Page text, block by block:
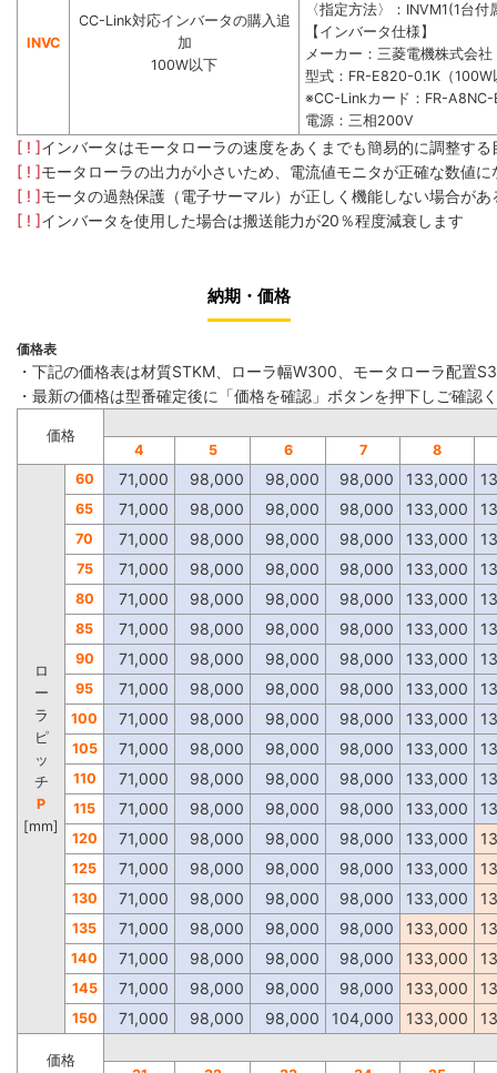
INVC
CC-Link対応インバータの購入追
加
100W以下
〈指定方法〉：INVM1(1台
【インバータ仕様】
メーカー：三菱電機株式会社
型式：FR-E820-0.1K（100W
※CC-Linkカード：FR-A8NC-
電源：三相200V
[ ! ]インバータはモータローラの速度をあくまでも簡易的に調整す
[ ! ]モータローラの出力が小さいため、電流値モニタが正確な数値
[ ! ]モータの過熱保護（電子サーマル）が正しく機能しない場合が
[ ! ]インバータを使用した場合は搬送能力が20％程度減衰します
納期・価格
価格表
・下記の価格表は材質STKM、ローラ幅W300、モータローラ配置
・最新の価格は型番確定後に「価格を確認」ボタンを押下しご確認
価格
4
5 6 7 8
ロ
ー
ラ
ピ
ッ
チ
P
[mm]
60 71,000 98,000 98,000 98,000 133,000
65 71,000 98,000 98,000 98,000 133,000
70 71,000 98,000 98,000 98,000 133,000
75 71,000 98,000 98,000 98,000 133,000
80 71,000 98,000 98,000 98,000 133,000
85 71,000 98,000 98,000 98,000 133,000
90 71,000 98,000 98,000 98,000 133,000
95 71,000 98,000 98,000 98,000 133,000
100 71,000 98,000 98,000 98,000 133,000
105 71,000 98,000 98,000 98,000 133,000
110 71,000 98,000 98,000 98,000 133,000
115 71,000 98,000 98,000 98,000 133,000
120 71,000 98,000 98,000 98,000 133,000
125 71,000 98,000 98,000 98,000 133,000
130 71,000 98,000 98,000 98,000 133,000
135 71,000 98,000 98,000 98,000 133,000
140 71,000 98,000 98,000 98,000 133,000
145 71,000 98,000 98,000 98,000 133,000
150 71,000 98,000 98,000 104,000 133,000
価格